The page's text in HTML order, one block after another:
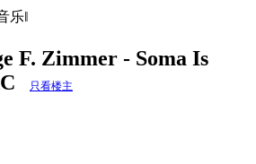
乐‖
F. Zimmer - Soma Is
只看楼主